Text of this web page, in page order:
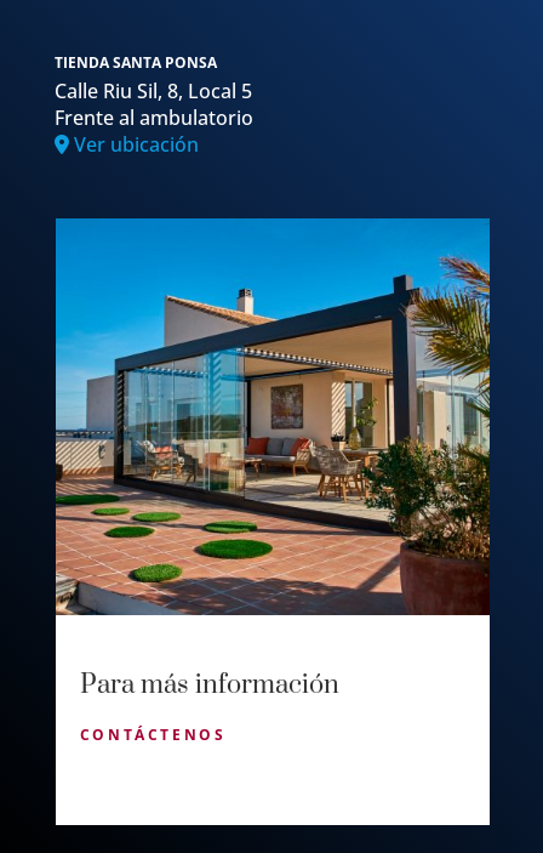
TIENDA SANTA PONSA
Calle Riu Sil, 8, Local 5
Frente al ambulatorio
Ver ubicación
Para más información
CONTÁCTENOS